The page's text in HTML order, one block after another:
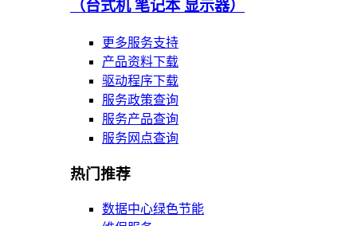
（台式机 笔记本 显示器）
更多服务支持
产品资料下载
驱动程序下载
服务政策查询
服务产品查询
服务网点查询
热门推荐
数据中心绿色节能